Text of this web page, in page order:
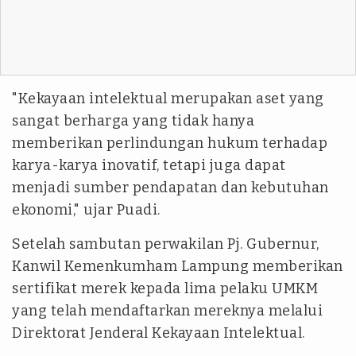
"Kekayaan intelektual merupakan aset yang
sangat berharga yang tidak hanya
memberikan perlindungan hukum terhadap
karya-karya inovatif, tetapi juga dapat
menjadi sumber pendapatan dan kebutuhan
ekonomi," ujar Puadi.
Setelah sambutan perwakilan Pj. Gubernur,
Kanwil Kemenkumham Lampung memberikan
sertifikat merek kepada lima pelaku UMKM
yang telah mendaftarkan mereknya melalui
Direktorat Jenderal Kekayaan Intelektual.